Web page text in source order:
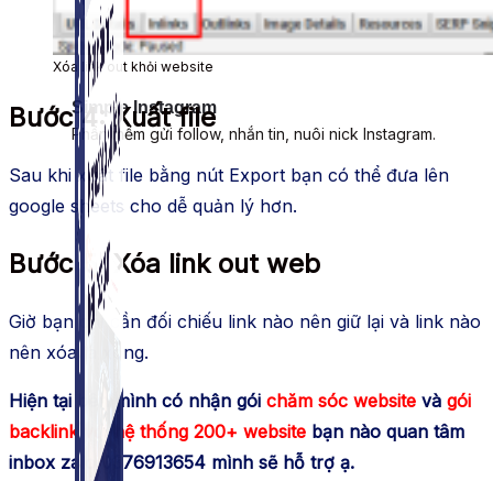
Simple Instagram
Phần mềm gửi follow, nhắn tin, nuôi nick Instagram.
Xóa link out khỏi website
Bước 4: Xuất file
Sau khi xuất file bằng nút Export bạn có thể đưa lên
google sheets cho dễ quản lý hơn.
Bước 5: Xóa link out web
Giờ bạn chỉ cần đối chiếu link nào nên giữ lại và link nào
nên xóa là xong.
Hiện tại bên mình có nhận gói chăm sóc website và gói
backlink với hệ thống 200+ website bạn nào quan tâm
inbox zalo 0376913654 mình sẽ hỗ trợ ạ.